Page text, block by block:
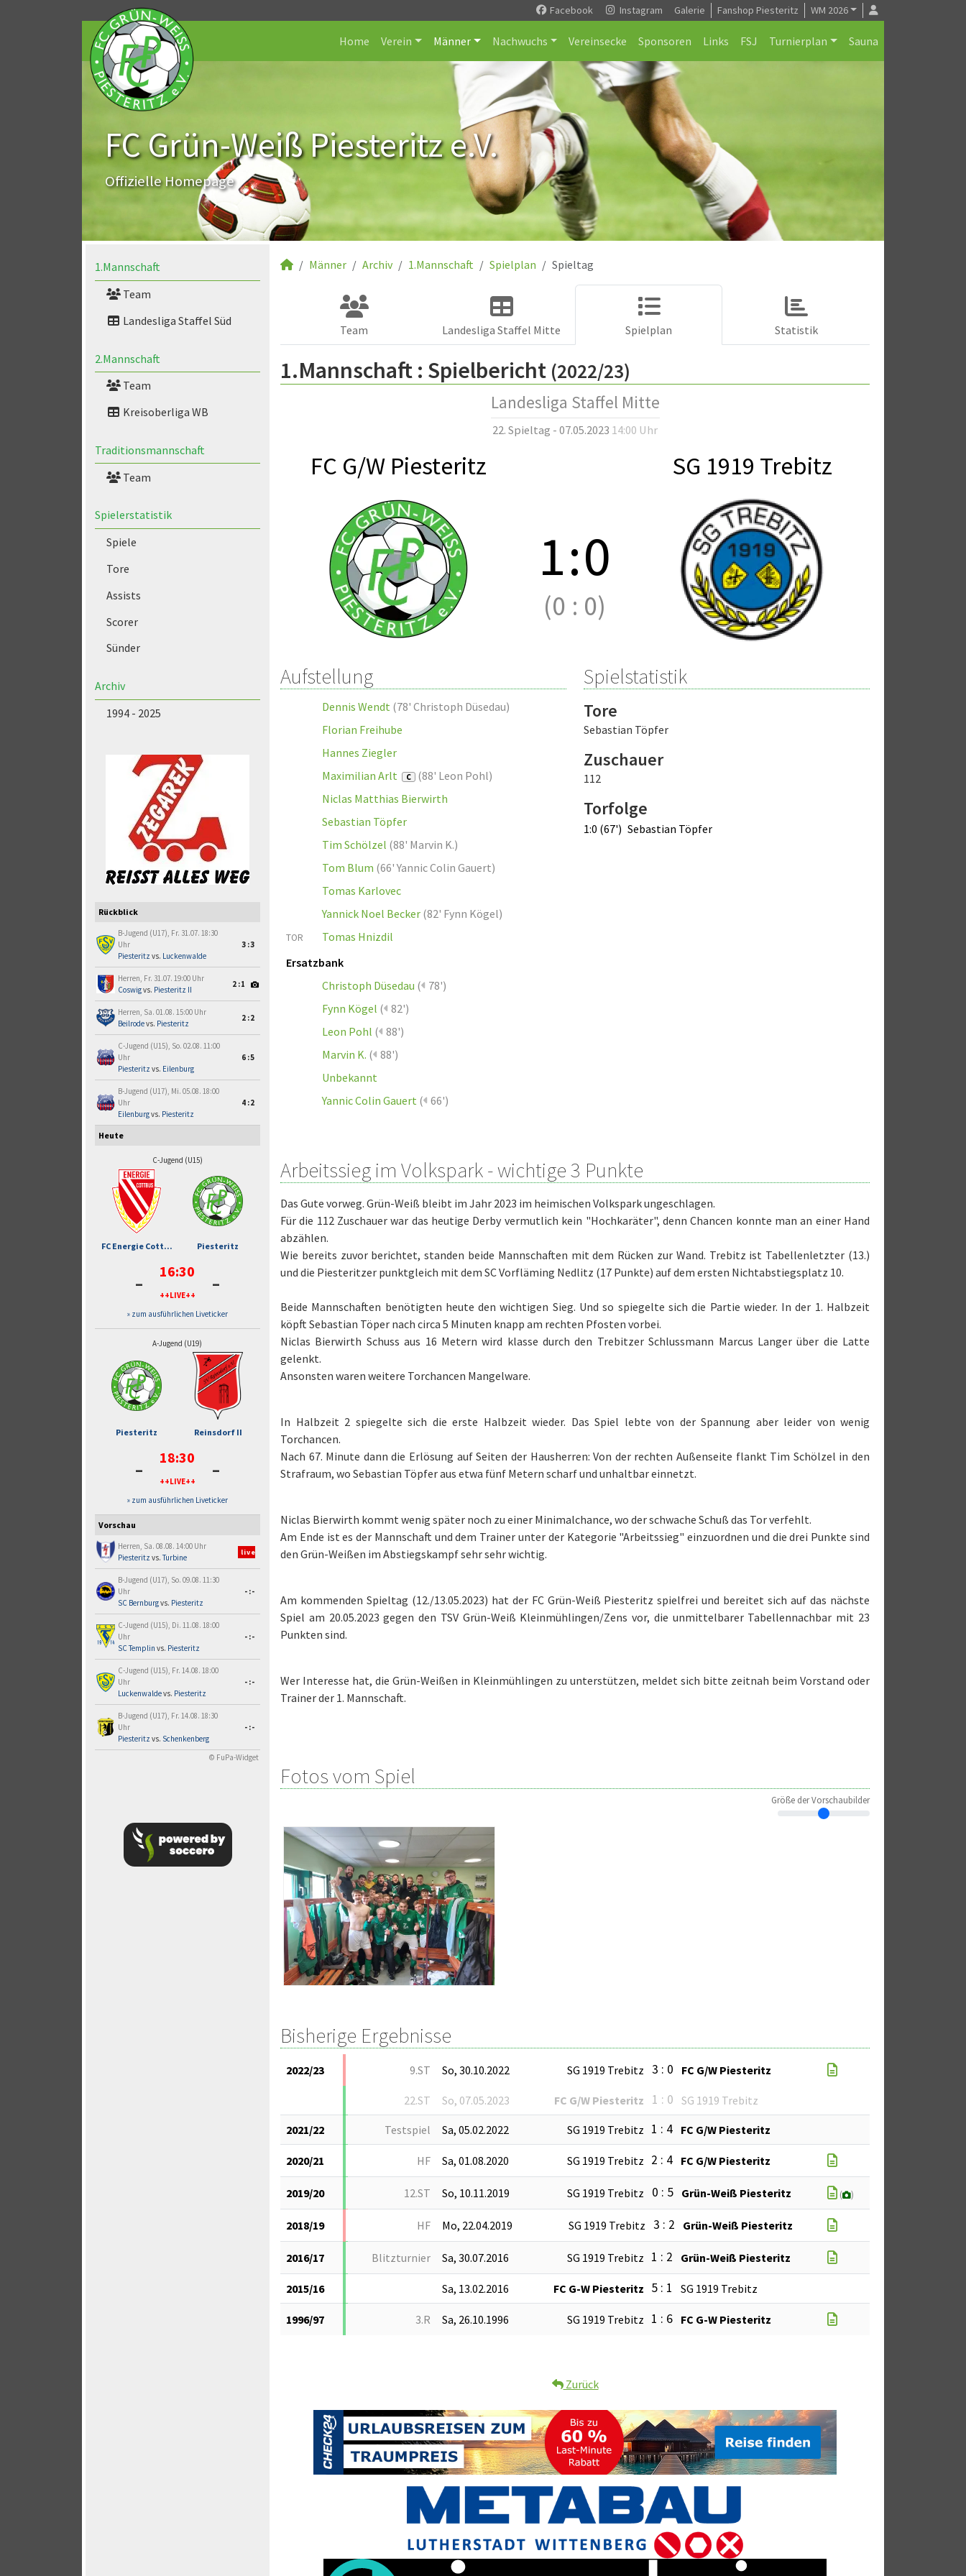
Facebook Instagram Galerie Fanshop Piesteritz WM 2026
Home Verein Männer Nachwuchs Vereinsecke Sponsoren Links FSJ Turnierplan Sauna
FC Grün-Weiß Piesteritz e.V.
Offizielle Homepage
1.Mannschaft
Team
Landesliga Staffel Süd
2.Mannschaft
Team
Kreisoberliga WB
Traditionsmannschaft
Team
Spielerstatistik
Spiele
Tore
Assists
Scorer
Sünder
Archiv
1994 - 2025
Rückblick
B-Jugend (U17), Fr. 31.07. 18:30
Uhr
Piesteritz vs. Luckenwalde
3:3
Herren, Fr. 31.07. 19:00 Uhr
Coswigvs. Piesteritz II
2:1
Herren, Sa. 01.08. 15:00 Uhr
Beilrodevs. Piesteritz
2:2
C-Jugend (U15), So. 02.08. 11:00
Uhr
Piesteritz vs. Eilenburg
6:5
B-Jugend (U17), Mi. 05.08. 18:00
Uhr
Eilenburgvs. Piesteritz
4:2
Heute
C-Jugend (U15)
FC Energie Cott... Piesteritz
- 16:30
++LIVE++ -
» zum ausführlichen Liveticker
A-Jugend (U19)
Piesteritz Reinsdorf II
- 18:30
++LIVE++ -
» zum ausführlichen Liveticker
Vorschau
Herren, Sa. 08.08. 14:00 Uhr
Piesteritz vs.Turbine
live
B-Jugend (U17), So. 09.08. 11:30
Uhr
SC Bernburgvs. Piesteritz
-:-
C-Jugend (U15), Di. 11.08. 18:00
Uhr
SC Templin vs. Piesteritz
-:-
C-Jugend (U15), Fr. 14.08. 18:00
Uhr
Luckenwaldevs. Piesteritz
-:-
B-Jugend (U17), Fr. 14.08. 18:30
Uhr
Piesteritz vs. Schenkenberg
-:-
© FuPa-Widget
Männer Archiv 1.Mannschaft Spielplan Spieltag
Team Landesliga Staffel Mitte Spielplan Statistik
1.Mannschaft : Spielbericht (2022/23)
Landesliga Staffel Mitte
22. Spieltag - 07.05.2023 14:00 Uhr
FC G/W Piesteritz SG 1919 Trebitz
1:0
(0 : 0)
Aufstellung
Dennis Wendt (78' Christoph Düsedau)
Florian Freihube
Hannes Ziegler
Maximilian Arlt
C (88' Leon Pohl)
Niclas Matthias Bierwirth
Sebastian Töpfer
Tim Schölzel (88' Marvin K.)
Tom Blum (66' Yannic Colin Gauert)
Tomas Karlovec
Yannick Noel Becker (82' Fynn Kögel)
TOR
Tomas Hnizdil
Ersatzbank
Christoph Düsedau ( 78')
Fynn Kögel ( 82')
Leon Pohl ( 88')
Marvin K. ( 88')
Unbekannt
Yannic Colin Gauert ( 66')
Spielstatistik
Tore
Sebastian Töpfer
Zuschauer
112
Torfolge
1:0 (67') Sebastian Töpfer
Arbeitssieg im Volkspark - wichtige 3 Punkte
Das Gute vorweg. Grün-Weiß bleibt im Jahr 2023 im heimischen Volkspark ungeschlagen.
Für die 112 Zuschauer war das heutige Derby vermutlich kein "Hochkaräter", denn Chancen konnte man an einer Hand
abzählen.
Wie bereits zuvor berichtet, standen beide Mannschaften mit dem Rücken zur Wand. Trebitz ist Tabellenletzter (13.)
und die Piesteritzer punktgleich mit dem SC Vorfläming Nedlitz (17 Punkte) auf dem ersten Nichtabstiegsplatz 10.
Beide Mannschaften benötigten heute den wichtigen Sieg. Und so spiegelte sich die Partie wieder. In der 1. Halbzeit
köpft Sebastian Töper nach circa 5 Minuten knapp am rechten Pfosten vorbei.
Niclas Bierwirth Schuss aus 16 Metern wird klasse durch den Trebitzer Schlussmann Marcus Langer über die Latte
gelenkt.
Ansonsten waren weitere Torchancen Mangelware.
In Halbzeit 2 spiegelte sich die erste Halbzeit wieder. Das Spiel lebte von der Spannung aber leider von wenig
Torchancen.
Nach 67. Minute dann die Erlösung auf Seiten der Hausherren: Von der rechten Außenseite flankt Tim Schölzel in den
Strafraum, wo Sebastian Töpfer aus etwa fünf Metern scharf und unhaltbar einnetzt.
Niclas Bierwirth kommt wenig später noch zu einer Minimalchance, wo der schwache Schuß das Tor verfehlt.
Am Ende ist es der Mannschaft und dem Trainer unter der Kategorie "Arbeitssieg" einzuordnen und die drei Punkte sind
den Grün-Weißen im Abstiegskampf sehr sehr wichtig.
Am kommenden Spieltag (12./13.05.2023) hat der FC Grün-Weiß Piesteritz spielfrei und bereitet sich auf das nächste
Spiel am 20.05.2023 gegen den TSV Grün-Weiß Kleinmühlingen/Zens vor, die unmittelbarer Tabellennachbar mit 23
Punkten sind.
Wer Interesse hat, die Grün-Weißen in Kleinmühlingen zu unterstützen, meldet sich bitte zeitnah beim Vorstand oder
Trainer der 1. Mannschaft.
Fotos vom Spiel
Größe der Vorschaubilder
Bisherige Ergebnisse
2022/23 9.ST So, 30.10.2022 SG 1919 Trebitz 3 : 0 FC G/W Piesteritz
22.ST So, 07.05.2023 FC G/W Piesteritz 1 : 0 SG 1919 Trebitz
2021/22 Testspiel Sa, 05.02.2022 SG 1919 Trebitz 1 : 4 FC G/W Piesteritz
2020/21 HF Sa, 01.08.2020 SG 1919 Trebitz 2 : 4 FC G/W Piesteritz
2019/20 12.ST So, 10.11.2019 SG 1919 Trebitz 0 : 5 Grün-Weiß Piesteritz ( )
2018/19 HF Mo, 22.04.2019 SG 1919 Trebitz 3 : 2 Grün-Weiß Piesteritz
2016/17 Blitzturnier Sa, 30.07.2016 SG 1919 Trebitz 1 : 2 Grün-Weiß Piesteritz
2015/16 Sa, 13.02.2016 FC G-W Piesteritz 5 : 1 SG 1919 Trebitz
1996/97 3.R Sa, 26.10.1996 SG 1919 Trebitz 1 : 6 FC G-W Piesteritz
Zurück